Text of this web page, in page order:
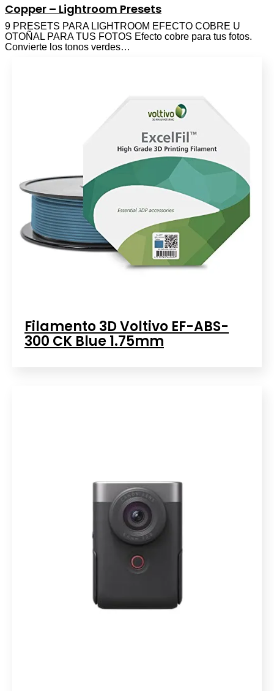
Copper – Lightroom Presets
9 PRESETS PARA LIGHTROOM EFECTO COBRE U
OTOÑAL PARA TUS FOTOS Efecto cobre para tus fotos.
Convierte los tonos verdes…
Filamento 3D Voltivo EF-ABS-
300 CK Blue 1.75mm